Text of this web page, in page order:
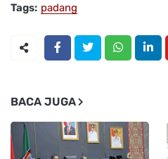
Tags: padang
BACA JUGA